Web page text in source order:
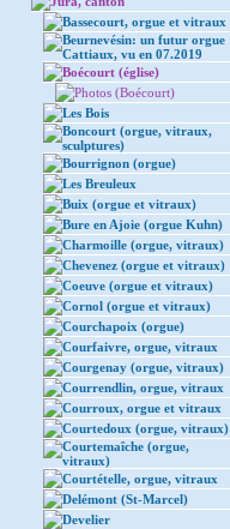
Bassecourt, orgue et vitraux
Beurnevésin: un futur orgue
Cattiaux, vu en 07.2019
Boécourt (église)
Photos (Boécourt)
Les Bois
Boncourt (orgue, vitraux,
sculptures)
Bourrignon (orgue)
Les Breuleux
Buix (orgue et vitraux)
Bure en Ajoie (orgue Kuhn)
Charmoille (orgue, vitraux)
Chevenez (orgue et vitraux)
Coeuve (orgue et vitraux)
Cornol (orgue et vitraux)
Courchapoix (orgue)
Courfaivre, orgue, vitraux
Courgenay (orgue, vitraux)
Courrendlin, orgue, vitraux
Courroux, orgue et vitraux
Courtedoux (orgue, vitraux)
Courtemaîche (orgue,
vitraux)
Courtételle, orgue, vitraux
Delémont (St-Marcel)
Develier